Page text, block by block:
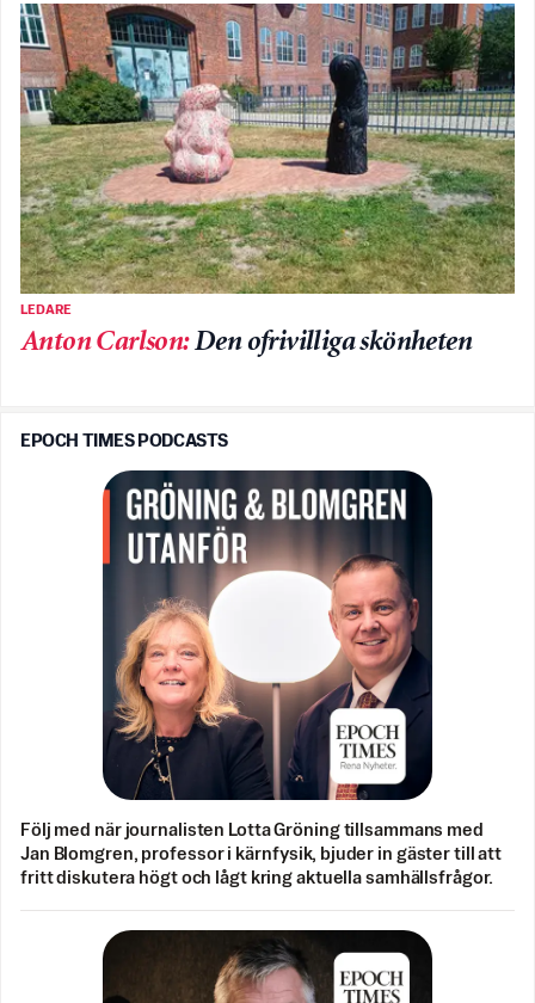
LEDARE
Anton Carlson:Den ofrivilliga skönheten
EPOCH TIMES PODCASTS
Följ med när journalisten Lotta Gröning tillsammans med
Jan Blomgren, professor i kärnfysik, bjuder in gäster till att
fritt diskutera högt och lågt kring aktuella samhällsfrågor.